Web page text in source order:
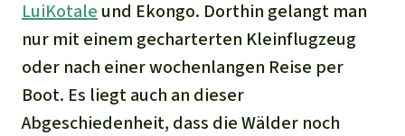
Gold
Fleisch und Soja
Kontakt
Transparenz
Freianzeigen
Italiano
Português
Indonesia
Waldschutz
Schutz von Indigenen
Südostasien
Afrika
Lateinamerika
LuiKotale und Ekongo. Dorthin gelangt man
nur mit einem gecharterten Kleinflugzeug
oder nach einer wochenlangen Reise per
Boot. Es liegt auch an dieser
Abgeschiedenheit, dass die Wälder noch